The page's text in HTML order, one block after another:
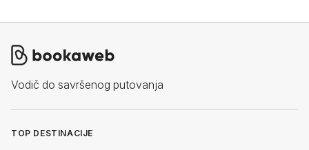
Vodič do savršenog putovanja
TOP DESTINACIJE